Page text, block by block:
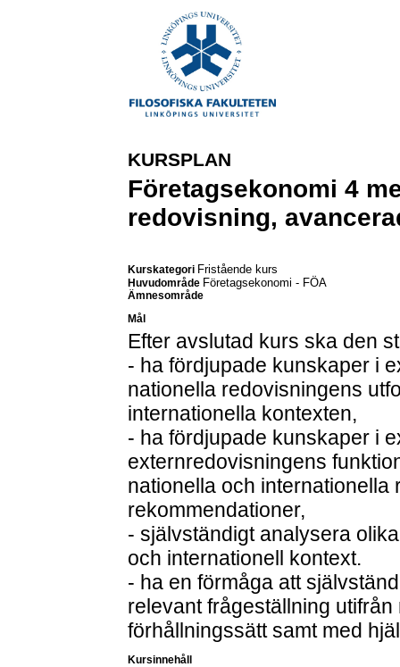
KURSPLAN
Företagsekonomi 4
redovisning,
Kurskategori Fristående kurs
Huvudområde Företagsekonomi - FÖA
Ämnesområde
Mål
Efter avslutad kurs ska den
- ha fördjupade kunskaper i
nationella redovisningens
internationella kontexten,
- ha fördjupade kunskaper i
externredovisningens
nationella och internationella
rekommendationer,
- självständigt analysera
och internationell kontext.
- ha en förmåga att
relevant frågeställning
förhållningssätt samt med
Kursinnehåll